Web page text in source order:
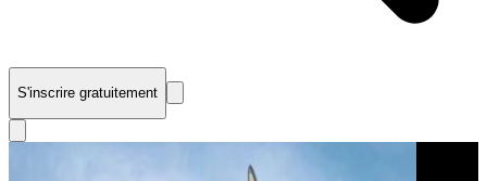
S'inscrire gratuitement